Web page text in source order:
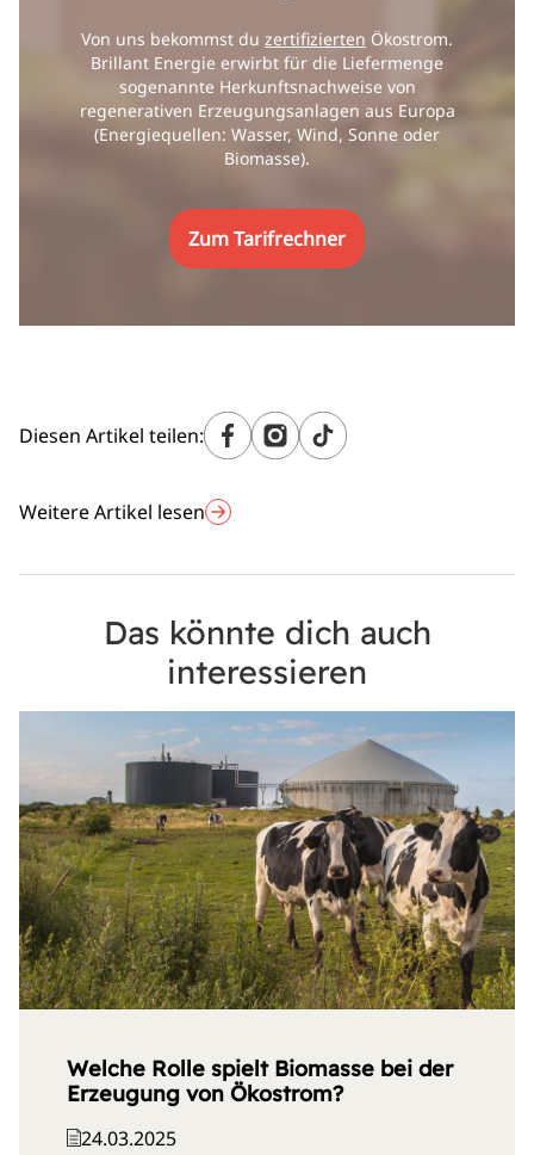
Von uns bekommst du zertifizierten Ökostrom.
Brillant Energie erwirbt für die Liefermenge
sogenannte Herkunftsnachweise von
regenerativen Erzeugungsanlagen aus Europa
(Energiequellen: Wasser, Wind, Sonne oder
Biomasse).
Zum Tarifrechner
Diesen Artikel teilen:
Weitere Artikel lesen
Das könnte dich auch
interessieren
Welche Rolle spielt Biomasse bei der
Erzeugung von Ökostrom?
24.03.2025